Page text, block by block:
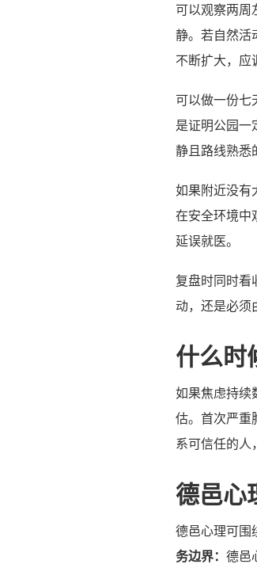
可以观察两周
静。若自然活
不断扩大，应
可以做一份七
是证明公园一
静且路线熟悉
如果附近没有
在安全环境中
延误就医。
复盘时同时看
动，还是必须
什么时
如果焦虑持续
估。首次严重
系可信任的人
德邑心
德邑心理可围
务边界： 德邑